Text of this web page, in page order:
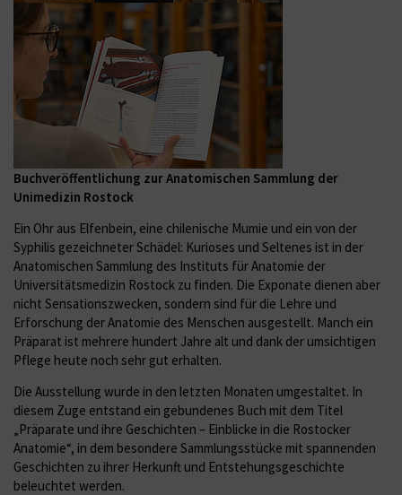
Buchveröffentlichung zur Anatomischen Sammlung der
Unimedizin Rostock
Ein Ohr aus Elfenbein, eine chilenische Mumie und ein von der
Syphilis gezeichneter Schädel: Kurioses und Seltenes ist in der
Anatomischen Sammlung des Instituts für Anatomie der
Universitätsmedizin Rostock zu finden. Die Exponate dienen aber
nicht Sensationszwecken, sondern sind für die Lehre und
Erforschung der Anatomie des Menschen ausgestellt. Manch ein
Präparat ist mehrere hundert Jahre alt und dank der umsichtigen
Pflege heute noch sehr gut erhalten.
Die Ausstellung wurde in den letzten Monaten umgestaltet. In
diesem Zuge entstand ein gebundenes Buch mit dem Titel
„Präparate und ihre Geschichten – Einblicke in die Rostocker
Anatomie“, in dem besondere Sammlungsstücke mit spannenden
Geschichten zu ihrer Herkunft und Entstehungsgeschichte
beleuchtet werden.